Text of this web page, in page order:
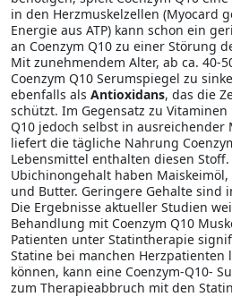
in den Herzmuskelzellen (Myocard
Energie aus ATP) kann schon ein
an Coenzym Q10 zu einer Störung
Mit zunehmendem Alter, ab ca. 40-
Coenzym Q10 Serumspiegel zu
ebenfalls als Antioxidans, das die
schützt. Im Gegensatz zu
Q10 jedoch selbst in
liefert die tägliche Nahrung
Lebensmittel enthalten diesen
Ubichinongehalt haben Maiskeimöl,
und Butter. Geringere Gehalte sind
Die Ergebnisse aktueller Studien
Behandlung mit Coenzym Q10
Patienten unter Statintherapie
Statine bei manchen Herzpatienten
können, kann eine Coenzym-Q10-
zum Therapieabbruch mit den